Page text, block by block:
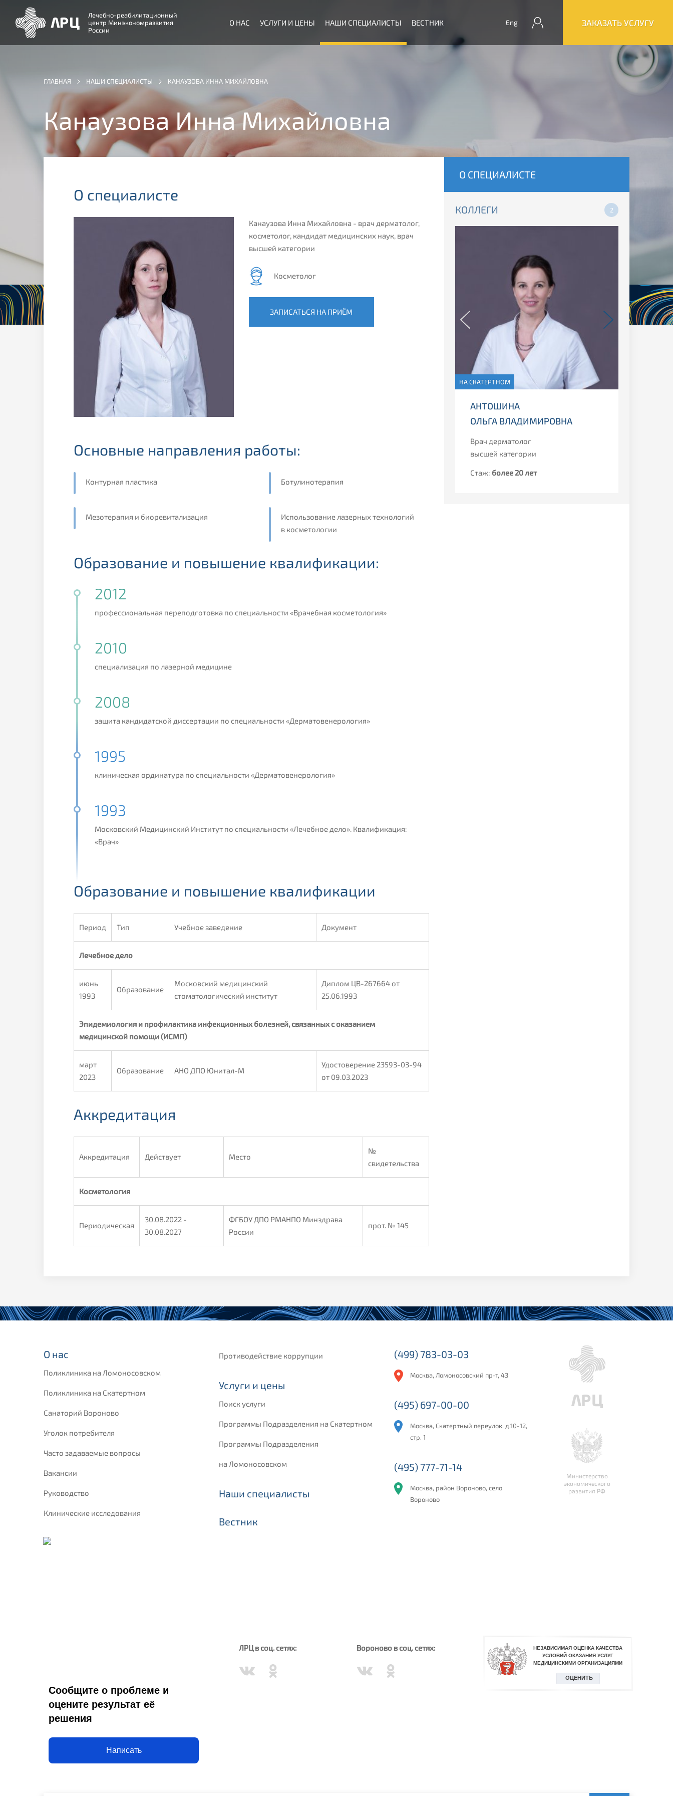
Лечебно-реабилитационный
центр Минэкономразвития
России
О НАС УСЛУГИ И ЦЕНЫ НАШИ СПЕЦИАЛИСТЫ ВЕСТНИК Eng ЗАКАЗАТЬ УСЛУГУ
ГЛАВНАЯ НАШИ СПЕЦИАЛИСТЫ КАНАУЗОВА ИННА МИХАЙЛОВНА
Канаузова Инна Михайловна
О специалисте
Канаузова Инна Михайловна - врач дерматолог,
косметолог, кандидат медицинских наук, врач
высшей категории
Косметолог
ЗАПИСАТЬСЯ НА ПРИЁМ
Основные направления работы:
Контурная пластика Ботулинотерапия
Мезотерапия и биоревитализация
Использование лазерных технологий
в косметологии
Образование и повышение квалификации:
2012
профессиональная переподготовка по специальности «Врачебная косметология»
2010
специализация по лазерной медицине
2008
защита кандидатской диссертации по специальности «Дерматовенерология»
1995
клиническая ординатура по специальности «Дерматовенерология»
1993
Московский Медицинский Институт по специальности «Лечебное дело». Квалификация:
«Врач»
Образование и повышение квалификации
Период Тип Учебное заведение Документ
Лечебное дело
июнь
1993
Образование
Московский медицинский
стоматологический институт
Диплом ЦВ-267664 от
25.06.1993
Эпидемиология и профилактика инфекционных болезней, связанных с оказанием
медицинской помощи (ИСМП)
март
2023
Образование АНО ДПО Юнитал-М
Удостоверение 23593-03-94
от 09.03.2023
Аккредитация
Аккредитация Действует Место
№
свидетельства
Косметология
Периодическая
30.08.2022 -
30.08.2027
ФГБОУ ДПО РМАНПО Минздрава
России
прот. № 145
О СПЕЦИАЛИСТЕ
КОЛЛЕГИ 2
НА СКАТЕРТНОМ
АНТОШИНА
ОЛЬГА ВЛАДИМИРОВНА
Врач дерматолог
высшей категории
Стаж: более 20 лет
О нас
Поликлиника на Ломоносовском
Поликлиника на Скатертном
Санаторий Вороново
Уголок потребителя
Часто задаваемые вопросы
Вакансии
Руководство
Клинические исследования
Противодействие коррупции
Услуги и цены
Поиск услуги
Программы Подразделения на Скатертном
Программы Подразделения
на Ломоносовском
Наши специалисты
Вестник
(499) 783-03-03
Москва, Ломоносовский пр-т, 43
(495) 697-00-00
Москва, Скатертный переулок, д.10-12,
стр. 1
(495) 777-71-14
Москва, район Вороново, село
Вороново
Министерство
экономического
развития РФ
Сообщите о проблеме и
оцените результат её
решения
Написать
ЛРЦ в соц. сетях: Вороново в соц. сетях: